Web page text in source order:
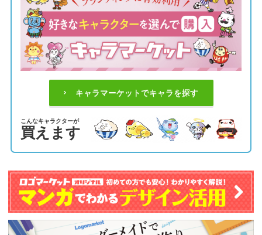
キャラマーケットでキャラを探す
こんなキャラクターが
買えます